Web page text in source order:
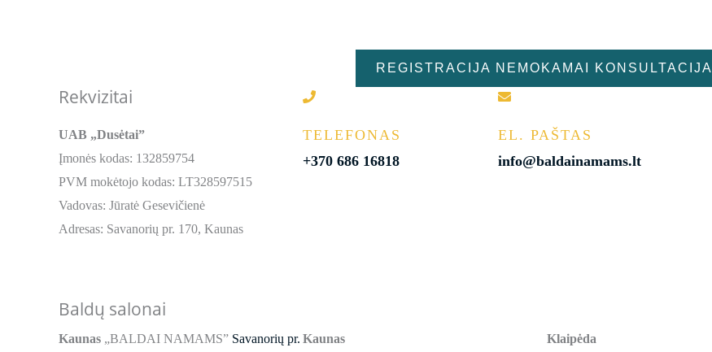
REGISTRACIJA NEMOKAMAI KONSULTACIJAI
Rekvizitai
UAB „Dusėtai”
Įmonės kodas: 132859754
PVM mokėtojo kodas: LT328597515
Vadovas: Jūratė Gesevičienė
Adresas: Savanorių pr. 170, Kaunas
TELEFONAS
+370 686 16818
EL. PAŠTAS
info@baldainamams.lt
Baldų salonai
Kaunas „BALDAI NAMAMS” Savanorių pr. Kaunas
Klaipėda